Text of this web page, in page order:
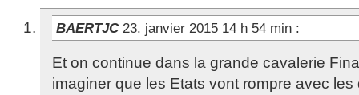
BAERTJC 23. janvier 2015 14 h 54 min :
Et on continue dans la grande cavalerie
imaginer que les Etats vont rompre avec